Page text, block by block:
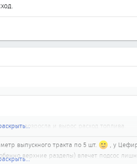
возросла и вырос расход топлива.
выпускного тракта по 5 шт.
, у
верхние разделы) влечет подсос